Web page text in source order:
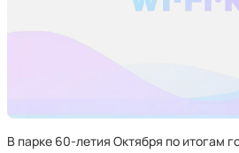
В парке 60-летия Октября по итогам